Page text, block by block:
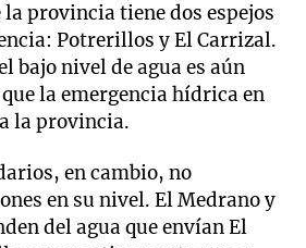
provincia tiene dos espejos
Potrerillos y El Carrizal.
bajo nivel de agua es aún
la emergencia hídrica en
la provincia.
en cambio, no
en su nivel. El Medrano y
del agua que envían El